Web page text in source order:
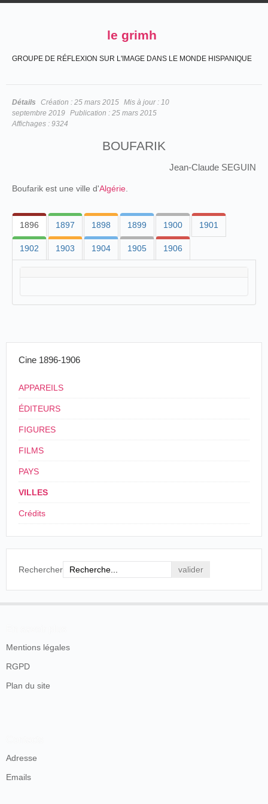
le grimh
GROUPE DE RÉFLEXION SUR L'IMAGE DANS LE MONDE HISPANIQUE
Détails Création : 25 mars 2015 Mis à jour : 10
septembre 2019 Publication : 25 mars 2015
Affichages : 9324
BOUFARIK
Jean-Claude SEGUIN
Boufarik est une ville d'Algérie
1896 1897 1898 1899 1900 1901
1902 1903 1904 1905 1906
Cine 1896-1906
APPAREILS
ÉDITEURS
FIGURES
FILMS
PAYS
VILLES
Crédits
Rechercher
Mentions légales
RGPD
Plan du site
Adresse
Emails